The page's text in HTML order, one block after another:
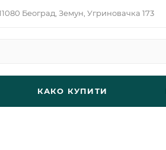
Београд, Земун, Угриновачка 173
КАКО КУПИТИ